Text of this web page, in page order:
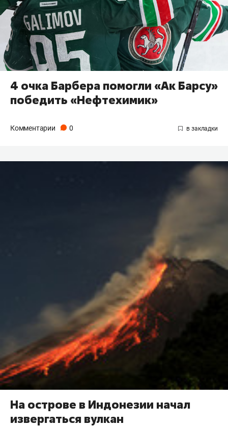
4 очка Барбера помогли «Ак Барсу»
победить «Нефтехимик»
Комментарии 0
На острове в Индонезии начал
извергаться вулкан